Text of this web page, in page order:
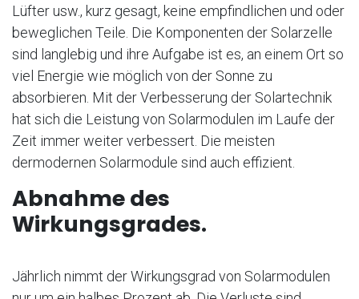
Lüfter usw., kurz gesagt, keine empfindlichen und oder
beweglichen Teile. Die Komponenten der Solarzelle
sind langlebig und ihre Aufgabe ist es, an einem Ort so
viel Energie wie möglich von der Sonne zu
absorbieren. Mit der Verbesserung der Solartechnik
hat sich die Leistung von Solarmodulen im Laufe der
Zeit immer weiter verbessert. Die meisten
dermodernen Solarmodule sind auch effizient.
Abnahme des
Wirkungsgrades.
Jährlich nimmt der Wirkungsgrad von Solarmodulen